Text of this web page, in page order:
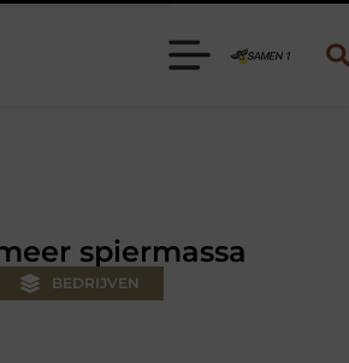
voor jouw klus
spiermassa
BEDRIJVEN